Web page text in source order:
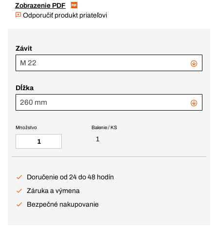
Zobrazenie PDF
Odporučiť produkt priateľovi
Závit
M 22
Dĺžka
260 mm
Balenie / KS
1
Množstvo
Doručenie od 24 do 48 hodín
Záruka a výmena
Bezpečné nakupovanie